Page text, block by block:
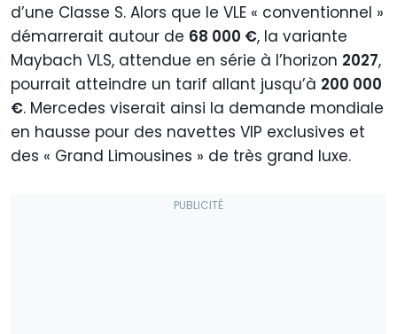
d’une Classe S. Alors que le VLE « conventionnel »
démarrerait autour de 68 000 €, la variante
Maybach VLS, attendue en série à l’horizon 2027,
pourrait atteindre un tarif allant jusqu’à 200 000
€. Mercedes viserait ainsi la demande mondiale
en hausse pour des navettes VIP exclusives et
des « Grand Limousines » de très grand luxe.